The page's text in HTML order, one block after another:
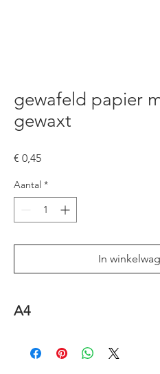
gewafeld papier
gewaxt
€ 0,45Prijs
Aantal *
In
A4